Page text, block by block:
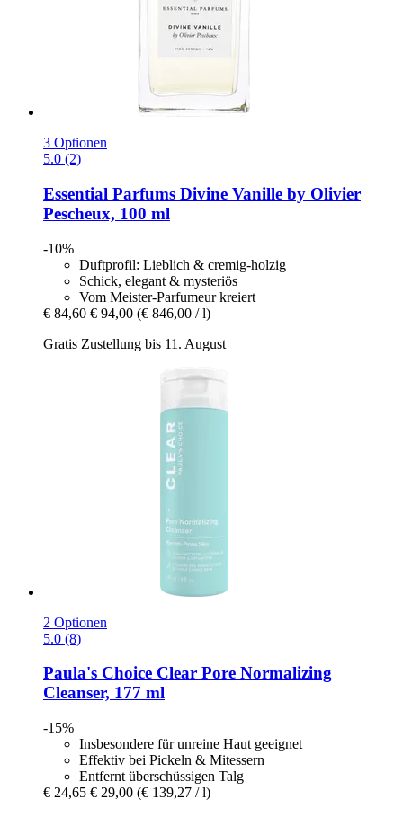
3 Optionen
5.0 (2)
Essential Parfums Divine Vanille by Olivier
Pescheux, 100 ml
-10%
Duftprofil: Lieblich & cremig-holzig
Schick, elegant & mysteriös
Vom Meister-Parfumeur kreiert
€ 84,60 € 94,00 (€ 846,00 / l)
Gratis Zustellung bis 11. August
2 Optionen
5.0 (8)
Paula's Choice Clear Pore Normalizing
Cleanser, 177 ml
-15%
Insbesondere für unreine Haut geeignet
Effektiv bei Pickeln & Mitessern
Entfernt überschüssigen Talg
€ 24,65 € 29,00 (€ 139,27 / l)